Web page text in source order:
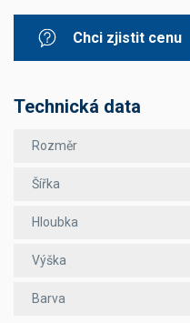
Chci zjistit cenu
Technická data
Rozměr
Šířka
Hloubka
Výška
Barva